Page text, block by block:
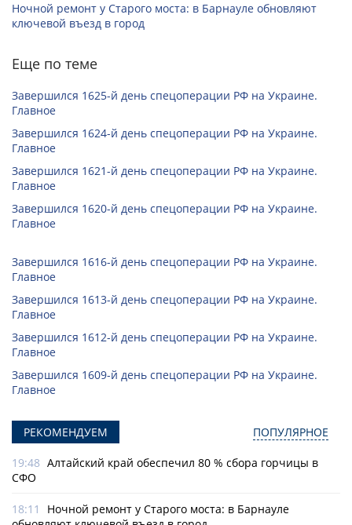
Ночной ремонт у Старого моста: в Барнауле обновляют
ключевой въезд в город
Еще по теме
Завершился 1625-й день спецоперации РФ на Украине.
Главное
Завершился 1624-й день спецоперации РФ на Украине.
Главное
Завершился 1621-й день спецоперации РФ на Украине.
Главное
Завершился 1620-й день спецоперации РФ на Украине.
Главное
Завершился 1616-й день спецоперации РФ на Украине.
Главное
Завершился 1613-й день спецоперации РФ на Украине.
Главное
Завершился 1612-й день спецоперации РФ на Украине.
Главное
Завершился 1609-й день спецоперации РФ на Украине.
Главное
РЕКОМЕНДУЕМ ПОПУЛЯРНОЕ
19:48 Алтайский край обеспечил 80 % сбора горчицы в
СФО
18:11
Ночной ремонт у Старого моста: в Барнауле